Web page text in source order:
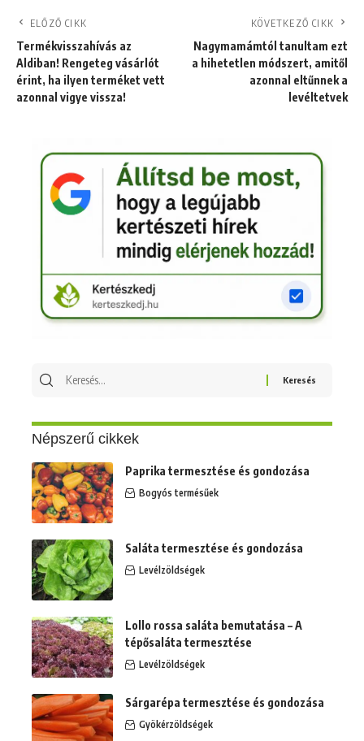
ELŐZŐ CIKK
Termékvisszahívás az
Aldiban! Rengeteg vásárlót
érint, ha ilyen terméket vett
azonnal vigye vissza!
KÖVETKEZŐ CIKK
Nagymamámtól tanultam ezt
a hihetetlen módszert, amitől
azonnal eltűnnek a
levéltetvek
Keresés
Népszerű cikkek
Paprika termesztése és gondozása
Bogyós termésűek
Saláta termesztése és gondozása
Levélzöldségek
Lollo rossa saláta bemutatása – A
tépősaláta termesztése
Levélzöldségek
Sárgarépa termesztése és gondozása
Gyökérzöldségek